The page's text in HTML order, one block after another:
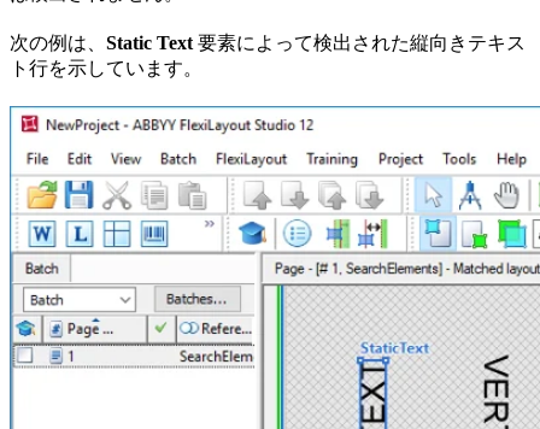
次の例は、 Static Text 要素によって検出された縦向きテキス
ト行を示しています。